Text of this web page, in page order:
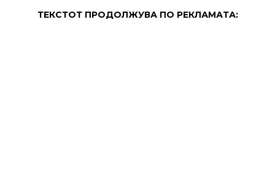
ТЕКСТОТ ПРОДОЛЖУВА ПО РЕКЛАМАТА: